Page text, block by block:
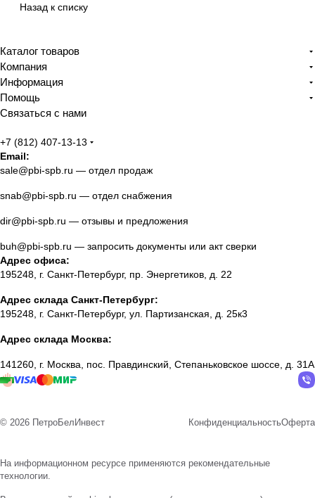
Назад к списку
Каталог товаров
Компания
Информация
Помощь
Связаться с нами
+7 (812) 407-13-13
Email:
sale@pbi-spb.ru — отдел продаж
snab@pbi-spb.ru — отдел снабжения
dir@pbi-spb.ru — отзывы и предложения
buh@pbi-spb.ru — запросить документы или акт сверки
Адрес офиса:
195248, г. Санкт-Петербург, пр. Энергетиков, д. 22
Адрес склада Санкт-Петербург:
195248, г. Санкт-Петербург, ул. Партизанская, д. 25к3
Адрес склада Москва:
141260, г. Москва, пос. Правдинский, Степаньковское шоссе, д. 31А
© 2026 ПетроБелИнвест КонфиденциальностьОферта
На информационном ресурсе применяются рекомендательные
технологии.